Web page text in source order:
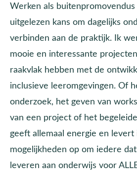
Werken als
uitgelezen kans om dagelijks
verbinden aan de praktijk. Ik
mooie en interessante
raakvlak hebben met de
inclusieve leeromgevingen. Of
onderzoek, het geven van
van een project of het
geeft allemaal energie en levert
mogelijkheden op om iedere
leveren aan onderwijs voor